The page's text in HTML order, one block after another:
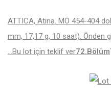
ATTICA, Atina. MÖ 454-404
mm, 17,17 g, 10 saat). Önden
Bu lot için teklif ver72.Bölüm